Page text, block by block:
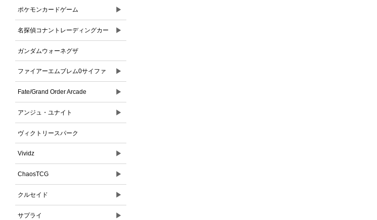
ポケモンカードゲーム ▶
名探偵コナントレーディングカー
ドゲーム
▶
ガンダムウォーネグザ
ファイアーエムブレム0サイファ ▶
Fate/Grand Order Arcade ▶
アンジュ・ユナイト ▶
ヴィクトリースパーク
Vividz ▶
ChaosTCG ▶
クルセイド ▶
サプライ ▶